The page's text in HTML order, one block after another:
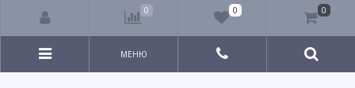
МЕНЮ
0 0 0